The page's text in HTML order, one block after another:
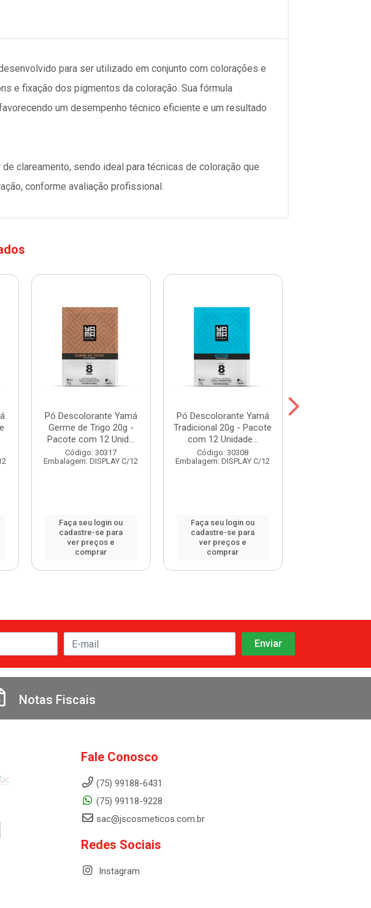
para ser utilizado em conjunto com colorações e
e fixação dos pigmentos da coloração. Sua fórmula
um desempenho técnico eficiente e um resultado
clareamento, sendo ideal para técnicas de coloração que
conforme avaliação profissional.
Pó Descolorante Yamá
Germe de Trigo 20g -
Pacote com 12 Unid...
Código: 30317
Embalagem: DISPLAY C/12
Faça seu login ou
cadastre-se para
ver preços e
comprar
Pó Descolorante Yamá
Tradicional 20g - Pacote
com 12 Unidade...
Código: 30308
Embalagem: DISPLAY C/12
Faça seu login ou
cadastre-se para
ver preços e
comprar
Notas Fiscais
Fale Conosco
(75) 99188-6431
(75) 99118-9228
sac@jscosmeticos.com.br
Redes Sociais
Instagram